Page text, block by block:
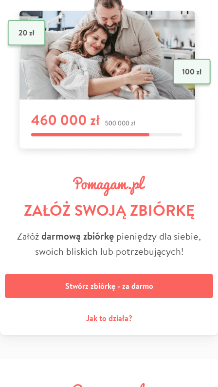
ZAŁÓŻ SWOJĄ ZBIÓRKĘ
Załóżdarmową zbiórkę pieniędzy dla siebie,
swoich bliskich lub potrzebujących!
Stwórz zbiórkę - za darmo
Jak to działa?